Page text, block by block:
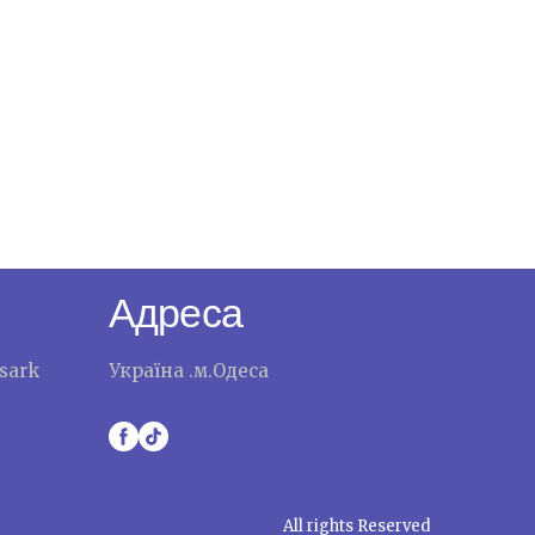
Адреса
Україна .м.Одеса
All rights Reserved